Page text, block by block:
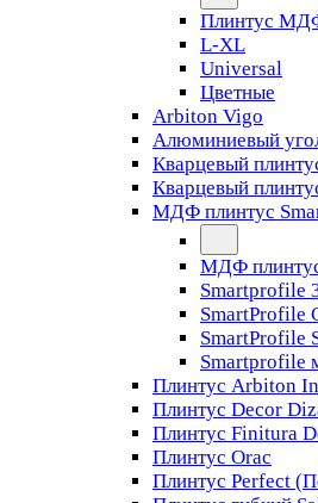
Плинтус
L-XL
Universal
Цветные
Arbiton Vigo
Алюминиевый
Кварцевый
Кварцевый
МДФ плинтус
МДФ
Smartprofile
SmartProfile
SmartProfile
Smartprofile
Плинтус Arbiton
Плинтус Decor
Плинтус Finitura
Плинтус Orac
Плинтус Perfect